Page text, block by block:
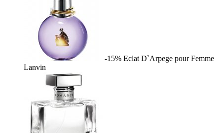
-15% Eclat D`Arpege pour Femme
Lanvin